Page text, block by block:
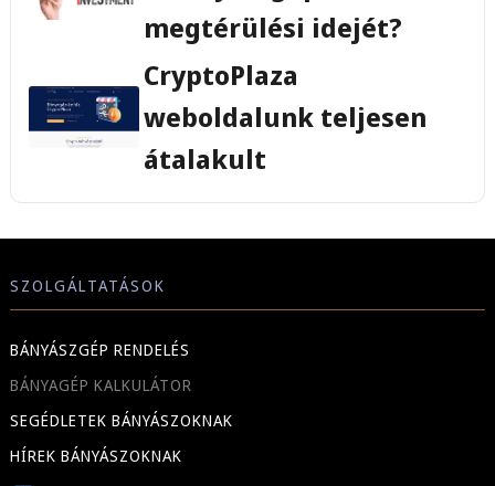
megtérülési idejét?
CryptoPlaza
weboldalunk teljesen
átalakult
SZOLGÁLTATÁSOK
BÁNYÁSZGÉP RENDELÉS
BÁNYAGÉP KALKULÁTOR
SEGÉDLETEK BÁNYÁSZOKNAK
HÍREK BÁNYÁSZOKNAK